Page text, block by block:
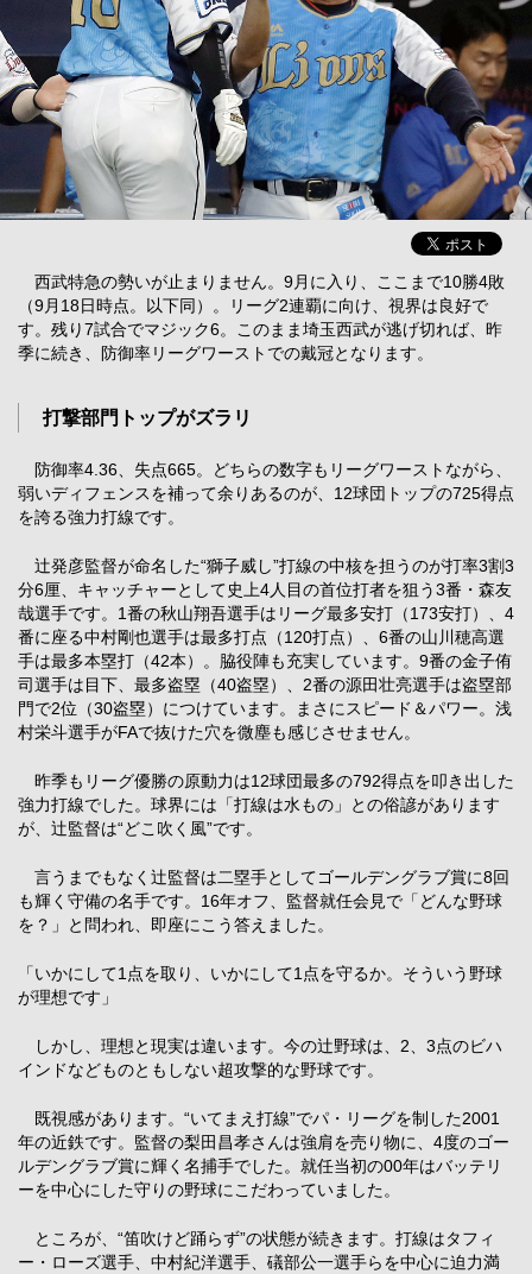
西武特急の勢いが止まりません。9月に入り、ここまで10勝4敗
（9月18日時点。以下同）。リーグ2連覇に向け、視界は良好で
す。残り7試合でマジック6。このまま埼玉西武が逃げ切れば、昨
季に続き、防御率リーグワーストでの戴冠となります。
打撃部門トップがズラリ
防御率4.36、失点665。どちらの数字もリーグワーストながら、
弱いディフェンスを補って余りあるのが、12球団トップの725得点
を誇る強力打線です。
辻発彦監督が命名した“獅子威し”打線の中核を担うのが打率3割3
分6厘、キャッチャーとして史上4人目の首位打者を狙う3番・森友
哉選手です。1番の秋山翔吾選手はリーグ最多安打（173安打）、4
番に座る中村剛也選手は最多打点（120打点）、6番の山川穂高選
手は最多本塁打（42本）。脇役陣も充実しています。9番の金子侑
司選手は目下、最多盗塁（40盗塁）、2番の源田壮亮選手は盗塁部
門で2位（30盗塁）につけています。まさにスピード＆パワー。浅
村栄斗選手がFAで抜けた穴を微塵も感じさせません。
昨季もリーグ優勝の原動力は12球団最多の792得点を叩き出した
強力打線でした。球界には「打線は水もの」との俗諺があります
が、辻監督は“どこ吹く風”です。
言うまでもなく辻監督は二塁手としてゴールデングラブ賞に8回
も輝く守備の名手です。16年オフ、監督就任会見で「どんな野球
を？」と問われ、即座にこう答えました。
「いかにして1点を取り、いかにして1点を守るか。そういう野球
が理想です」
しかし、理想と現実は違います。今の辻野球は、2、3点のビハ
インドなどものともしない超攻撃的な野球です。
既視感があります。“いてまえ打線”でパ・リーグを制した2001
年の近鉄です。監督の梨田昌孝さんは強肩を売り物に、4度のゴー
ルデングラブ賞に輝く名捕手でした。就任当初の00年はバッテリ
ーを中心にした守りの野球にこだわっていました。
ところが、“笛吹けど踊らず”の状態が続きます。打線はタフィ
ー・ローズ選手、中村紀洋選手、礒部公一選手らを中心に迫力満